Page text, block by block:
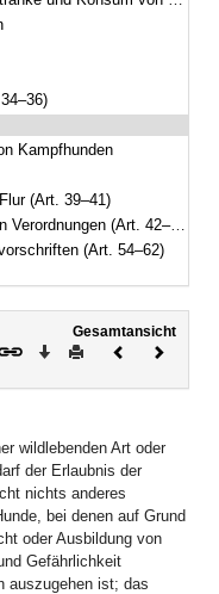
Kampfhunden
(Art. 39–41)
(Art. 42–53)
(Art. 54–62)
Gesamtansicht
Download
DruckenVorheriges
wildlebenden Art oder
der Erlaubnis der
nichts anderes
bei denen auf Grund
oder Ausbildung von
Gefährlichkeit
auszugehen ist; das